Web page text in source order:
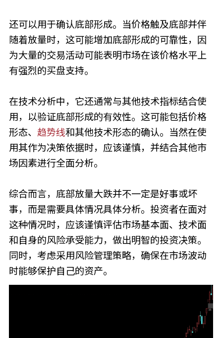
还可以用于确认底部形成。当价格触及底部并伴
随着放量时，这可能增加底部形成的可靠性，因
为大量的交易活动可能表明市场在该价格水平上
有强烈的买盘支持。
在技术分析中，它还通常与其他技术指标结合使
用，以验证底部形成的有效性。这可能包括价格
形态、 趋势线和其他技术形态的确认。当然在使
用其作为决策依据时，应该谨慎，并结合其他市
场因素进行全面分析。
综合而言，底部放量大跌并不一定是好事或坏
事，而是需要具体情况具体分析。投资者在面对
这种情况时，应该谨慎评估市场基本面、技术面
和自身的风险承受能力，做出明智的投资决策。
同时，考虑采用风险管理策略，确保在市场波动
时能够保护自己的资产。